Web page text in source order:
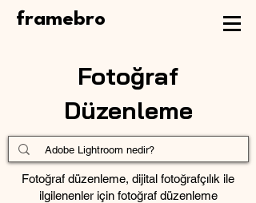
framebro
Fotoğraf
Düzenleme
Fotoğraf düzenleme, dijital fotoğrafçılık ile
ilgilenenler için fotoğraf düzenleme